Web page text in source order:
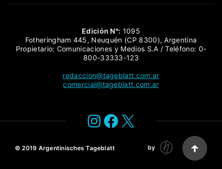
Edición N°: 1095
Fotheringham 445, Neuquén (CP 8300), Argentina
Propietario: Comunicaciones y Medios S.A / Teléfono: 0-
800-33333-123
redaccion@tageblatt.com.ar
comercial@tageblatt.com.ar
Instagram
Facebook
X
© 2019 Argentinisches Tageblatt by